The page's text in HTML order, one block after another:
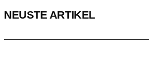
NEUSTE ARTIKEL